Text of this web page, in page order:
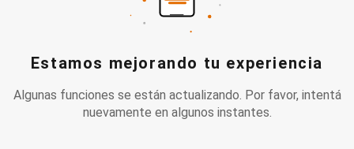
Estamos mejorando tu experiencia
Algunas funciones se están actualizando. Por favor, intentá
nuevamente en algunos instantes.